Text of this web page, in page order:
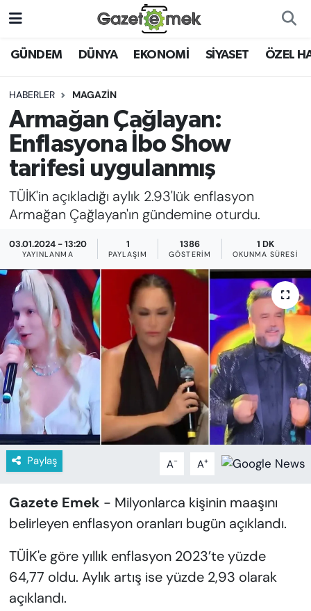
GÜNDEM DÜNYA EKONOMİ SİYASET ÖZEL
HABERLER MAGAZİN
Armağan Çağlayan:
Enflasyona İbo Show
tarifesi uygulanmış
TÜİK'in açıkladığı aylık 2.93'lük enflasyon
Armağan Çağlayan'ın gündemine oturdu.
03.01.2024 - 13:20
YAYINLANMA
1
PAYLAŞIM
1386
GÖSTERIM
1 DK
OKUNMA SÜRESI
Paylaş A- A+
Gazete Emek - Milyonlarca kişinin maaşını
belirleyen enflasyon oranları bugün açıklandı.
TÜİK'e göre yıllık enflasyon 2023’te yüzde
64,77 oldu. Aylık artış ise yüzde 2,93 olarak
açıklandı.
DÜNYA
EKONOMİ
EMEK HABERLERİ
YENİ MEDYADA EMEK
GAZETECİLİĞİNİ GELİŞTİRMEK
FAYDALI BİLGİLER
GÜNDEM
EĞİTİM
KADIN
SAĞLIK
SPOR
KÜLTÜR-SANAT
MAGAZİN
ÖZEL HABER
YAZAR KÖŞESİ
SİYASET
VAN VE DİYARBAKIR HABERLERİ
Nöbetçi Eczaneler
Hava Durumu
İstanbul Namaz Vakitleri
Trafik Durumu
Süper Lig Puan Durumu ve Fikstür
Son Dakika Haberleri
Haber Arşivi